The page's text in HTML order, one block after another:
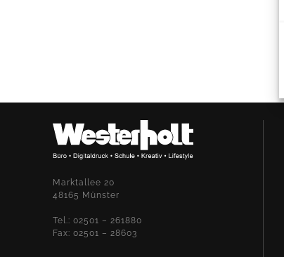
Marktallee 20
48165 Münster
Tel.: 02501 – 261880
Fax: 02501 – 28603